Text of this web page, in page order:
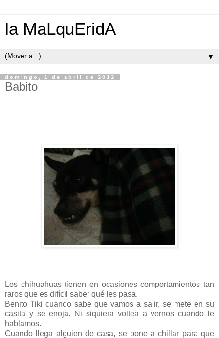
la MaLquEridA
▼
domingo, 1 de abril de 2012
Babito
Los chihuahuas tienen en ocasiones comportamientos tan
raros que es difícil saber qué les pasa.
Benito Tiki cuando sabe que vamos a salir, se mete en su
casita y se enoja. Ni siquiera voltea a vernos cuando le
hablamos.
Cuando llega alguien de casa, se pone a chillar para que